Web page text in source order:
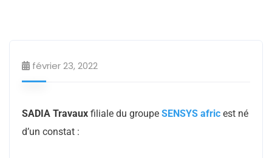
février 23, 2022
SADIA Travaux filiale du groupe SENSYS afric est né
d’un constat :